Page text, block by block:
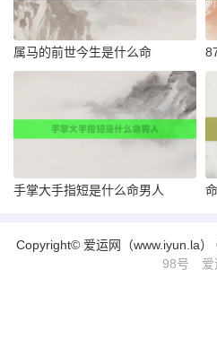
属马的前世今生是什么命
手掌大手指短是什么命男人
Copyright© 爱运网（www.iyun.la）
98号
爱